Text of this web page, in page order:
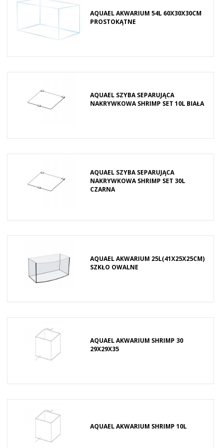
AQUAEL AKWARIUM 54L 60X30X30CM
PROSTOKĄTNE
AQUAEL SZYBA SEPARUJĄCA
NAKRYWKOWA SHRIMP SET 10L BIAŁA
AQUAEL SZYBA SEPARUJĄCA
NAKRYWKOWA SHRIMP SET 30L
CZARNA
AQUAEL AKWARIUM 25L(41X25X25CM)
SZKŁO OWALNE
AQUAEL AKWARIUM SHRIMP 30
29X29X35
AQUAEL AKWARIUM SHRIMP 10L